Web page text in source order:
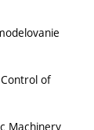
of
Machinery